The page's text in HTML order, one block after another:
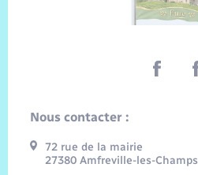
Nous contacter :
72 rue de la mairie
27380 Amfreville-les-Champs